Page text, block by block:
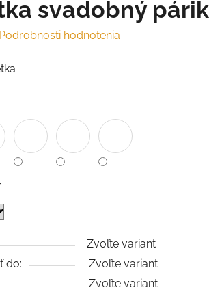
svadobný párik
Podrobnosti hodnotenia
Zvoľte variant
do:
Zvoľte variant
Zvoľte variant